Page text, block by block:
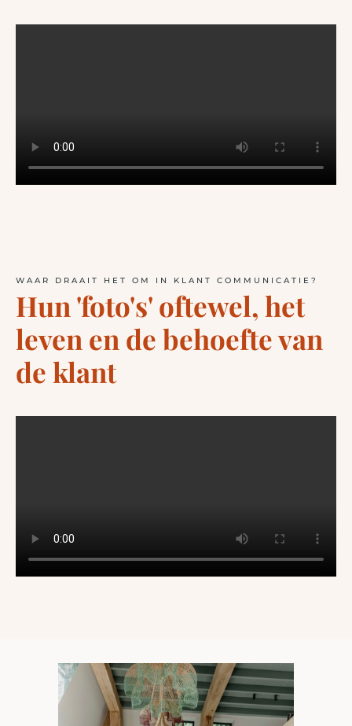
WAAR DRAAIT HET OM IN KLANT COMMUNICATIE?
Hun 'foto's' oftewel, het
leven en de behoefte van
de klant